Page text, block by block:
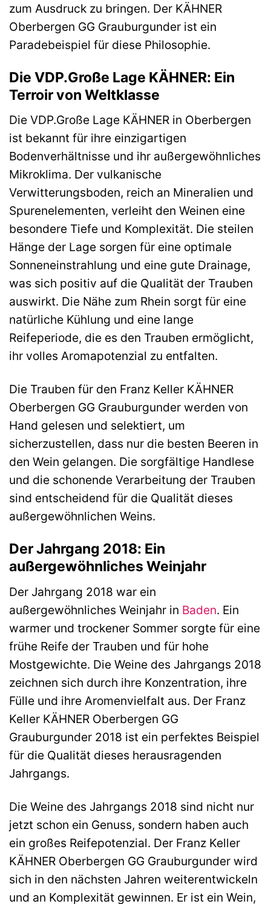
zum Ausdruck zu bringen. Der KÄHNER
Oberbergen GG Grauburgunder ist ein
Paradebeispiel für diese Philosophie.
Die VDP.Große Lage KÄHNER: Ein
Terroir von Weltklasse
Die VDP.Große Lage KÄHNER in Oberbergen
ist bekannt für ihre einzigartigen
Bodenverhältnisse und ihr außergewöhnliches
Mikroklima. Der vulkanische
Verwitterungsboden, reich an Mineralien und
Spurenelementen, verleiht den Weinen eine
besondere Tiefe und Komplexität. Die steilen
Hänge der Lage sorgen für eine optimale
Sonneneinstrahlung und eine gute Drainage,
was sich positiv auf die Qualität der Trauben
auswirkt. Die Nähe zum Rhein sorgt für eine
natürliche Kühlung und eine lange
Reifeperiode, die es den Trauben ermöglicht,
ihr volles Aromapotenzial zu entfalten.
Die Trauben für den Franz Keller KÄHNER
Oberbergen GG Grauburgunder werden von
Hand gelesen und selektiert, um
sicherzustellen, dass nur die besten Beeren in
den Wein gelangen. Die sorgfältige Handlese
und die schonende Verarbeitung der Trauben
sind entscheidend für die Qualität dieses
außergewöhnlichen Weins.
Der Jahrgang 2018: Ein
außergewöhnliches Weinjahr
Der Jahrgang 2018 war ein
außergewöhnliches Weinjahr in Baden. Ein
warmer und trockener Sommer sorgte für eine
frühe Reife der Trauben und für hohe
Mostgewichte. Die Weine des Jahrgangs 2018
zeichnen sich durch ihre Konzentration, ihre
Fülle und ihre Aromenvielfalt aus. Der Franz
Keller KÄHNER Oberbergen GG
Grauburgunder 2018 ist ein perfektes Beispiel
für die Qualität dieses herausragenden
Jahrgangs.
Die Weine des Jahrgangs 2018 sind nicht nur
jetzt schon ein Genuss, sondern haben auch
ein großes Reifepotenzial. Der Franz Keller
KÄHNER Oberbergen GG Grauburgunder wird
sich in den nächsten Jahren weiterentwickeln
und an Komplexität gewinnen. Er ist ein Wein,